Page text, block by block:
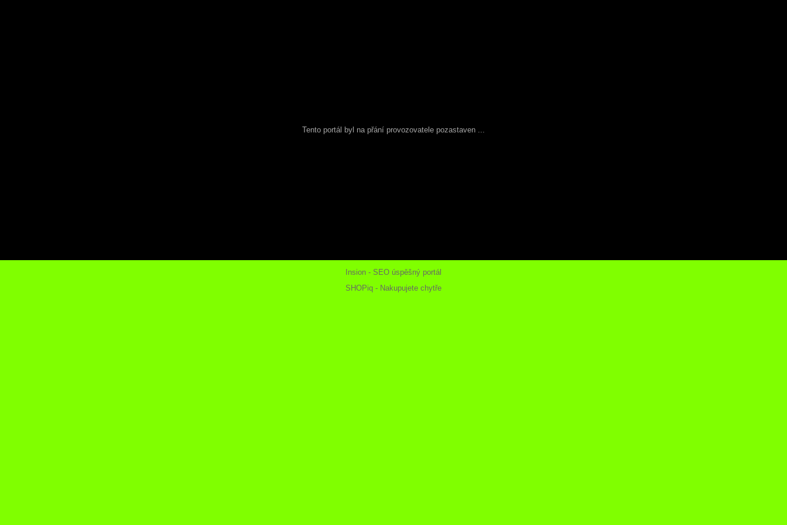
Tento portál byl na přání provozovatele pozastaven ...
Insion - SEO úspěšný portál
SHOPiq - Nakupujete chytře